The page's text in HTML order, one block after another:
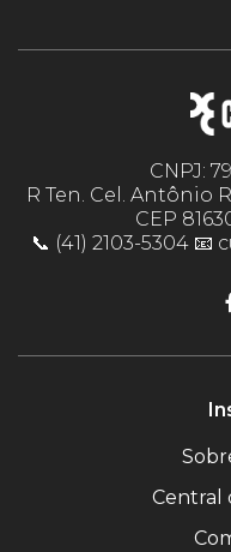
CNPJ:
R Ten. Cel. Antônio
CEP
📞 (41) 2103-5304
Central